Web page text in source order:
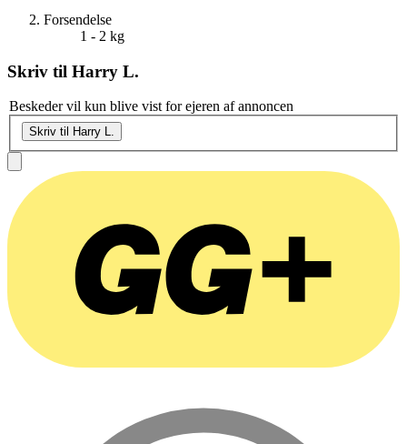
Forsendelse
1 - 2 kg
Skriv til Harry L.
Beskeder vil kun blive vist for ejeren af annoncen
Skriv til Harry L.